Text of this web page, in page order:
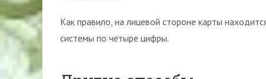
Как правило, на лицевой стороне карты
системы по четыре цифры.